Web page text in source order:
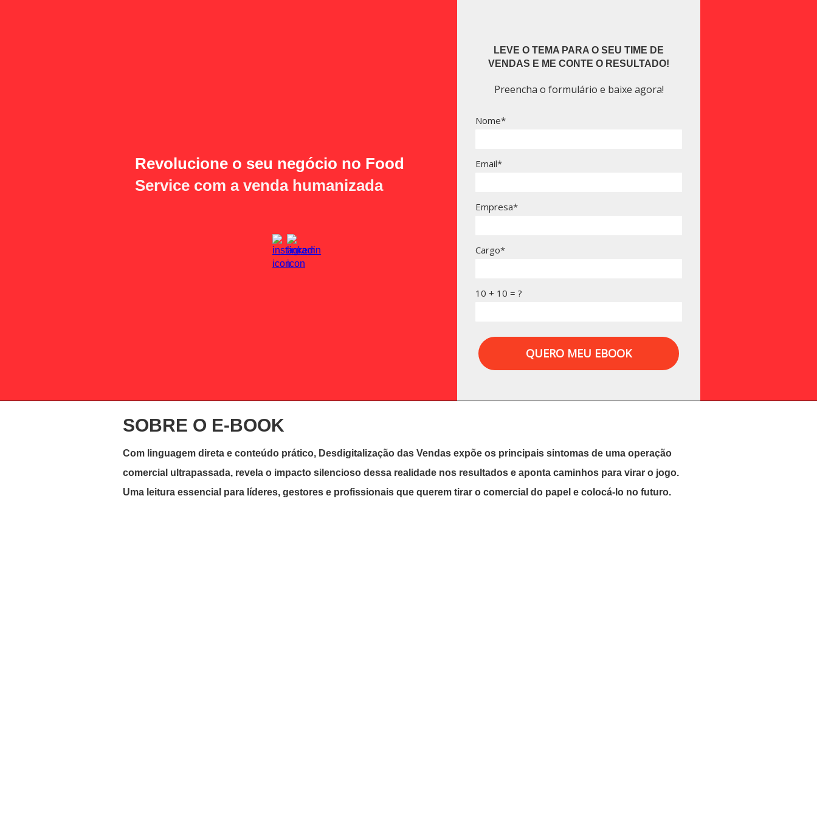
Revolucione o seu negócio no Food
Service com a venda humanizada
LEVE O TEMA PARA O SEU TIME DE
VENDAS E ME CONTE O RESULTADO!
Preencha o formulário e baixe agora!
Nome*
Email*
Empresa*
Cargo*
10 + 10 = ?
QUERO MEU EBOOK
SOBRE O E-BOOK
Com linguagem direta e conteúdo prático, Desdigitalização das Vendas expõe os principais sintomas de uma operação
comercial ultrapassada, revela o impacto silencioso dessa realidade nos resultados e aponta caminhos para virar o jogo.
Uma leitura essencial para líderes, gestores e profissionais que querem tirar o comercial do papel e colocá-lo no futuro.